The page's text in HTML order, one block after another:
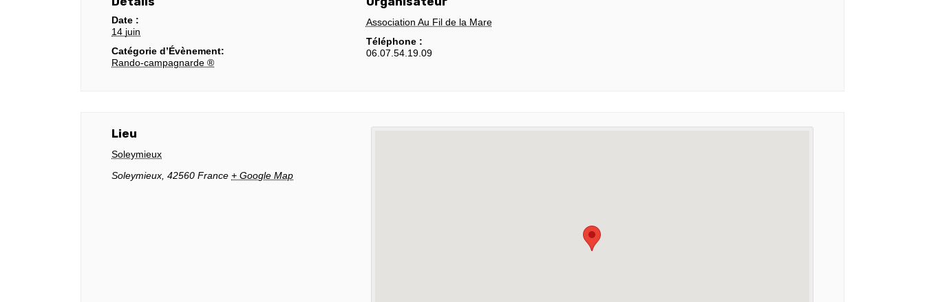
Date :
14 juin
Catégorie d’Évènement:
Rando-campagnarde ®
Association Au Fil de la Mare
Téléphone :
06.07.54.19.09
Lieu
Soleymieux
Soleymieux 42560 France + Google Map